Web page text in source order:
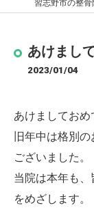
あけまし
2023/01/04
あけましてお
旧年中は格別
ございました。
当院は本年も
をめざします。